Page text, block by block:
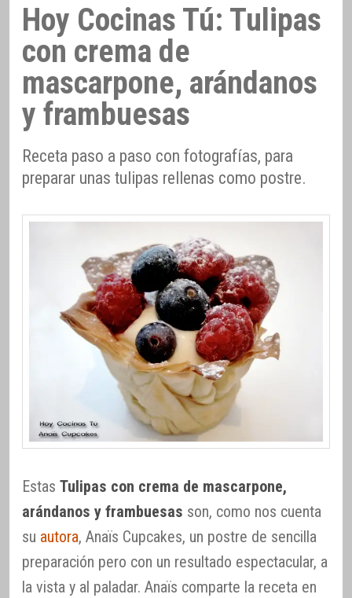
Hoy Cocinas Tú: Tulipas
con crema de
mascarpone, arándanos
y frambuesas
Receta paso a paso con fotografías, para
preparar unas tulipas rellenas como postre.
Estas Tulipas con crema de mascarpone,
arándanos y frambuesas son, como nos cuenta
su autora, Anaïs Cupcakes, un postre de sencilla
preparación pero con un resultado espectacular, a
la vista y al paladar. Anaïs comparte la receta en